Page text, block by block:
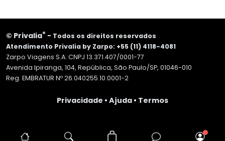
© Privalia® - Todos os direitos reservados
Atendimento Privalia by Zarpo: +55 (11) 4118-4081
Zarpo Viagens S.A. CNPJ 13.371.407/0001-77
Avenida Ipiranga, 104, República, São Paulo/SP, 01046-010
Reg. EMBRATUR Nº 26.040255.10.0001-2
Privacidade • Ajuda • Termos